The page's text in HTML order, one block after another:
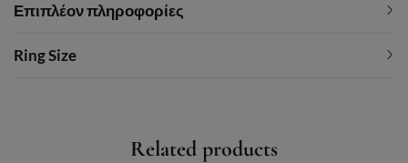
Επιπλέον πληροφορίες
Ring Size
Related products